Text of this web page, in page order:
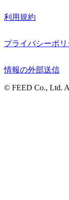
利用規約
プライバシーポリ
情報の外部送信
© FEED Co., Ltd.